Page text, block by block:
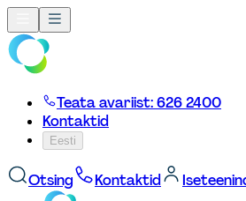
Teata avariist: 626 2400
Kontaktid
Eesti
Otsing Kontaktid